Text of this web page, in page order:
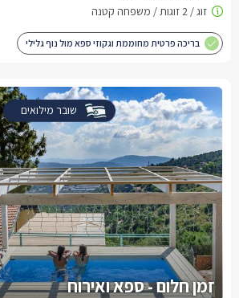
בריכה פרטית מחוממת וגקוזי ספא מול נוף גלילי
שובר מילואים
זמן חלום - ספא ואירוח